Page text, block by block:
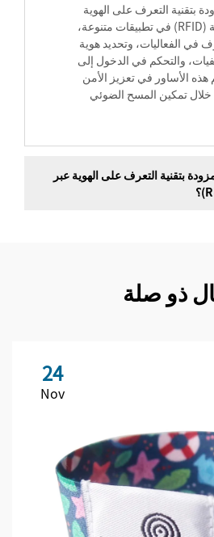
بتقنية التعرف على الهوية
عبر الترددات الراديوية (RFID) في تطبيقات متنوعة،
في الفعاليات، وتحديد هوية
والتحكم في الدخول إلى
هذه الأساور في تعزيز الأمن
تمكين المسح الضوئي
بتقنية التعرف على الهوية عبر
ذو صلة
24
Nov